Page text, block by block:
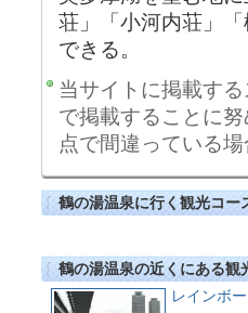
荘」「小河内荘」
できる。
当サイトに掲載す
で掲載することに
点で間違っている
鶴の湯温泉に行く観光コー
鶴の湯温泉の近くにある観
レインボ